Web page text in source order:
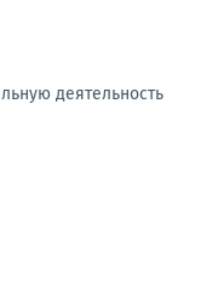
деятельность